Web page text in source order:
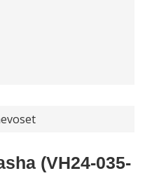
(VH24-035-